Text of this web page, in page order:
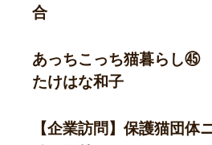
合
あっちこっち猫暮らし
たけはな和子
【企業訪問】保護猫団体